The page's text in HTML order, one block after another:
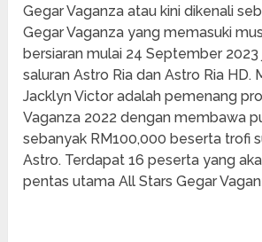
Gegar Vaganza atau kini dikenali
Gegar Vaganza yang memasuki
bersiaran mulai 24 September
saluran Astro Ria dan Astro Ria HD.
Jacklyn Victor adalah pemenang
Vaganza 2022 dengan membawa
sebanyak RM100,000 beserta trofi
Astro. Terdapat 16 peserta yang
pentas utama All Stars Gegar